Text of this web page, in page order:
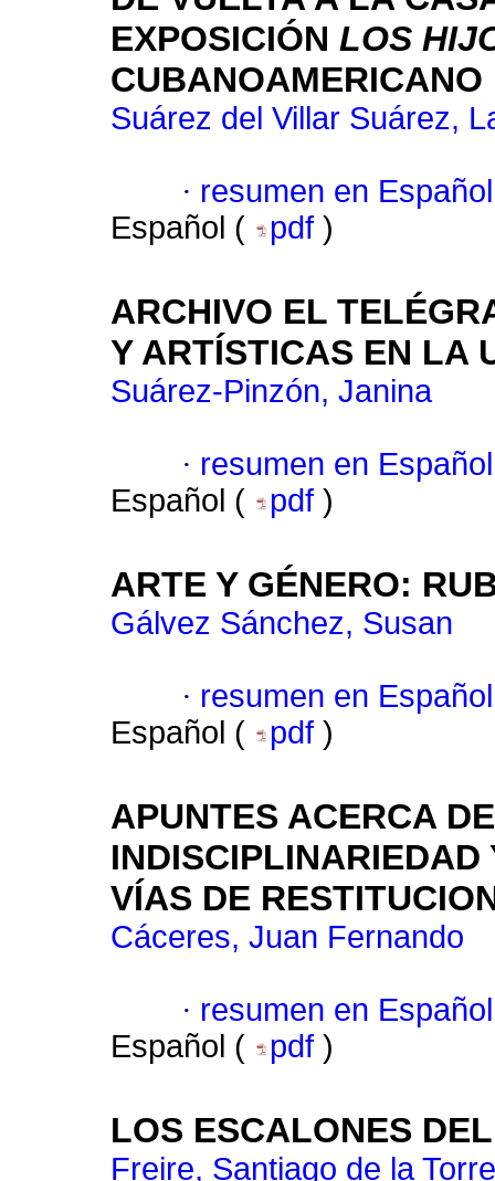
EXPOSICIÓN LOS
Suárez del Villar Suárez,
· resumen en Español
Español (
pdf )
ARCHIVO EL
Y ARTÍSTICAS EN LA
Suárez-Pinzón, Janina
· resumen en Español
Español (
pdf )
ARTE Y GÉNERO:
Gálvez Sánchez, Susan
· resumen en Español
Español (
pdf )
APUNTES ACERCA
INDISCIPLINARIEDAD
VÍAS DE
Cáceres, Juan Fernando
· resumen en Español
Español (
pdf )
LOS ESCALONES
Freire, Santiago de la Torre